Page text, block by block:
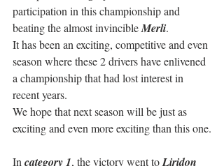
participation in this championship and
beating the almost invincible Merli.
It has been an exciting, competitive and even
season where these 2 drivers have enlivened
a championship that had lost interest in
recent years.
We hope that next season will be just as
exciting and even more exciting than this one.
In category 1, the victory went to Liridon